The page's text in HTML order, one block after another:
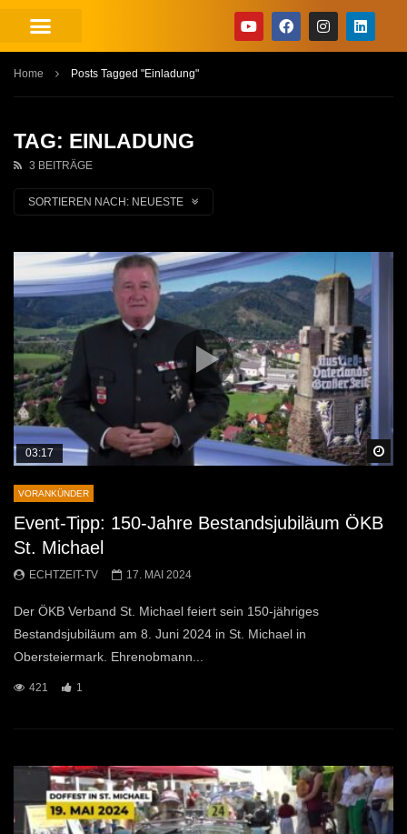
Home Posts Tagged "Einladung"
TAG: EINLADUNG
3 BEITRÄGE
SORTIEREN NACH: NEUESTE
03:17
VORANKÜNDER
Event-Tipp: 150-Jahre Bestandsjubiläum ÖKB
St. Michael
ECHTZEIT-TV 17. MAI 2024
Der ÖKB Verband St. Michael feiert sein 150-jähriges
Bestandsjubiläum am 8. Juni 2024 in St. Michael in
Obersteiermark. Ehrenobmann...
421 1